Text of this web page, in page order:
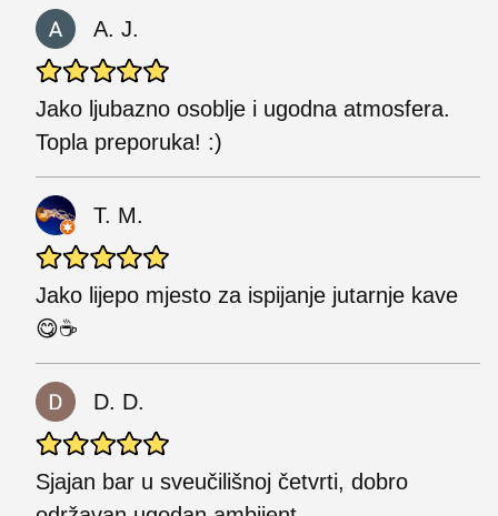
A. J.
Jako ljubazno osoblje i ugodna atmosfera.
Topla preporuka! :)
T. M.
Jako lijepo mjesto za ispijanje jutarnje kave
😋☕
D. D.
Sjajan bar u sveučilišnoj četvrti, dobro